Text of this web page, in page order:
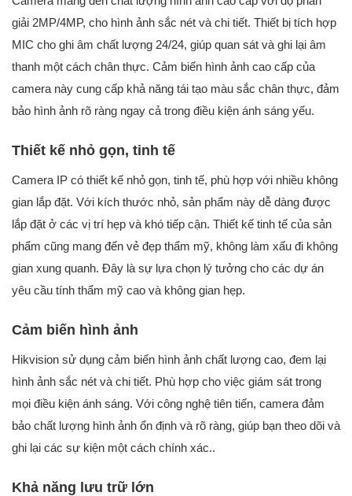
giải 2MP/4MP, cho hình ảnh sắc nét và chi tiết. Thiết bị tích hợp
MIC cho ghi âm chất lượng 24/24, giúp quan sát và ghi lại âm
thanh một cách chân thực. Cảm biến hình ảnh cao cấp của
camera này cung cấp khả năng tái tạo màu sắc chân thực, đảm
bảo hình ảnh rõ ràng ngay cả trong điều kiện ánh sáng yếu.
Thiết kế nhỏ gọn, tinh tế
Camera IP có thiết kế nhỏ gọn, tinh tế, phù hợp với nhiều không
gian lắp đặt. Với kích thước nhỏ, sản phẩm này dễ dàng được
lắp đặt ở các vị trí hẹp và khó tiếp cận. Thiết kế tinh tế của sản
phẩm cũng mang đến vẻ đẹp thẩm mỹ, không làm xấu đi không
gian xung quanh. Đây là sự lựa chọn lý tưởng cho các dự án
yêu cầu tính thẩm mỹ cao và không gian hẹp.
Cảm biến hình ảnh
Hikvision sử dụng cảm biến hình ảnh chất lượng cao, đem lại
hình ảnh sắc nét và chi tiết. Phù hợp cho việc giám sát trong
mọi điều kiện ánh sáng. Với công nghệ tiên tiến, camera đảm
bảo chất lượng hình ảnh ổn định và rõ ràng, giúp bạn theo dõi và
ghi lại các sự kiện một cách chính xác..
Khả năng lưu trữ lớn